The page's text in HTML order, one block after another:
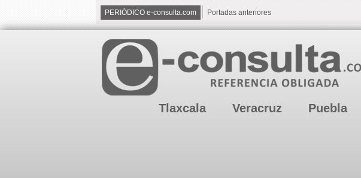
PERIÓDICO e-consulta.com Portadas anteriores
Tlaxcala Veracruz Puebla